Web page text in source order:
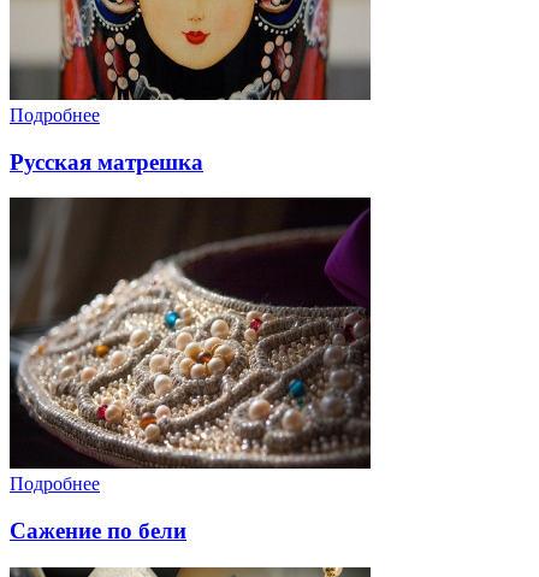
Подробнее
Русская матрешка
Подробнее
Сажение по бели